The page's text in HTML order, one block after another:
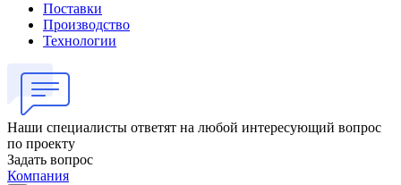
Поставки
Производство
Технологии
Наши специалисты ответят на любой интересующий вопрос
по проекту
Задать вопрос
Компания